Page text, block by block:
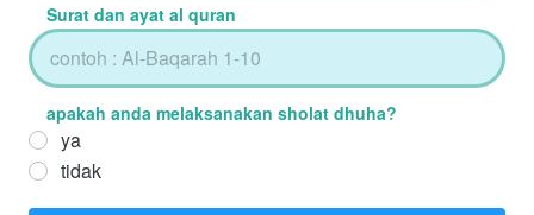
Surat dan ayat al quran
apakah anda melaksanakan sholat dhuha?
ya
tidak